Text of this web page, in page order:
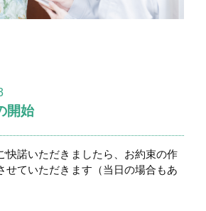
開始
快諾いただきましたら、お約束の作
せていただきます（当日の場合もあ